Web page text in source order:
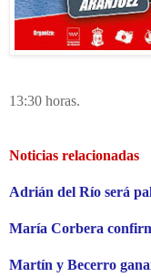
13:30 horas.
Noticias relacionadas
Adrián del Río será
María Corbera
Martín y Becerro